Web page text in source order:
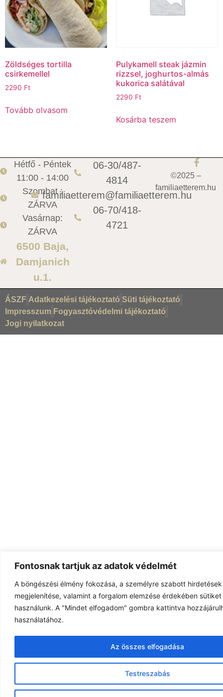
Fontosnak tartjuk az adatok védelmét
A böngészési élmény fokozása, a személyre szabott
megjelenítése, valamint a forgalom elemzése érdekében
használunk. A "Mindet elfogadom" gombra kattintva
használatához.
Testreszabás
Az összes elfogadása
Zöldséges tortilla
csirkemellel
2290 Ft
Tovább olvasom
Pulykamell steak jázmin
rizzsel, joghurtos-almás
kukorica salátával
2290 Ft
Kosárba teszem
Hétfő - Péntek
11:00 - 14:00
Szombat :
ZÁRVA
Vasárnap:
ZÁRVA
6500 Baja,
Damjanich
u.1.
06-30/487-
4814
familiaetterem@familiaetterem.hu
06-70/418-
4721
©2025 –
familiaetterem.hu
ÁSZF Adatkezelési tájékoztató Süti tájékoztató
Impresszum Fogyasztóvédelmi tájékoztató
Jogi nyilatkozat